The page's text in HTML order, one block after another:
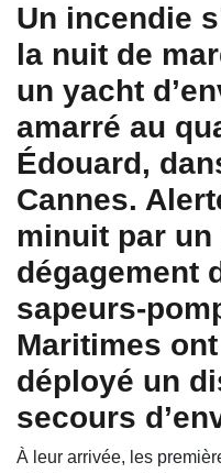
Un incendie
la nuit de
un yacht
amarré au
Édouard,
Cannes.
minuit par
dégagement
sapeurs-
Maritimes
déployé un
secours
À leur arrivée, les